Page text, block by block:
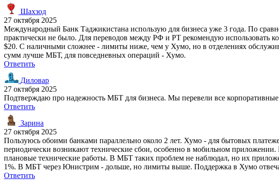
Шахзод
27 октября 2025
Международный Банк Таджикистана использую для бизнеса уже 3 года. По
практически не было. Для переводов между РФ и РТ рекомендую использовать
$20. С наличными сложнее - лимиты ниже, чем у Хумо, но в отделениях
сумм лучше МБТ, для повседневных операций - Хумо.
Ответить
Диловар
27 октября 2025
Подтверждаю про надежность МБТ для бизнеса. Мы перевели все корпоративные
Ответить
Зарина
27 октября 2025
Пользуюсь обоими банками параллельно около 2 лет. Хумо - для бытовых
периодически возникают технические сбои, особенно в мобильном
плановые технические работы. В МБТ таких проблем не наблюдал, но их
1%. В МБТ через Юнистрим - дольше, но лимиты выше. Поддержка в Хумо
Ответить